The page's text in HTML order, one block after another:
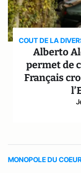
COUT DE LA
Alberto
permet de
Français
MONOPOLE DU